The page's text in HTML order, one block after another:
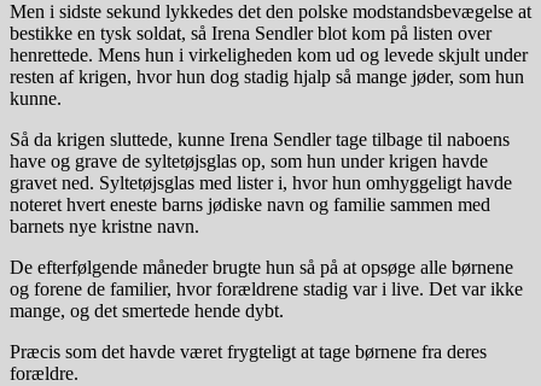
Men i sidste sekund lykkedes det den polske modstandsbevægelse at
bestikke en tysk soldat, så Irena Sendler blot kom på listen over
henrettede. Mens hun i virkeligheden kom ud og levede skjult under
resten af krigen, hvor hun dog stadig hjalp så mange jøder, som hun
kunne.
Så da krigen sluttede, kunne Irena Sendler tage tilbage til naboens
have og grave de syltetøjsglas op, som hun under krigen havde
gravet ned. Syltetøjsglas med lister i, hvor hun omhyggeligt havde
noteret hvert eneste barns jødiske navn og familie sammen med
barnets nye kristne navn.
De efterfølgende måneder brugte hun så på at opsøge alle børnene
og forene de familier, hvor forældrene stadig var i live. Det var ikke
mange, og det smertede hende dybt.
Præcis som det havde været frygteligt at tage børnene fra deres
forældre.